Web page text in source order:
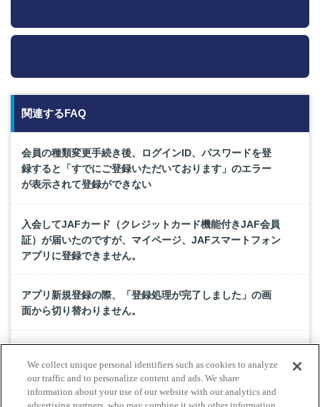
関連するFAQ
会員の種類変更手続き後、ログインID、パスワードを登
録すると「すでにご登録いただいております」のエラー
が表示されて登録ができない
入会してJAFカード（クレジットカード機能付きJAF会員
証）が届いたのですが、マイページ、JAFスマートフォン
アプリに登録できません。
アプリ新規登録の際、「登録処理が完了しました」の画
面から切り替わりません。
いるのですか。
We collect unique personal identifiers such as cookies to analyze
our traffic and to personalize content and ads. We share
information about your use of our website with our analytics and